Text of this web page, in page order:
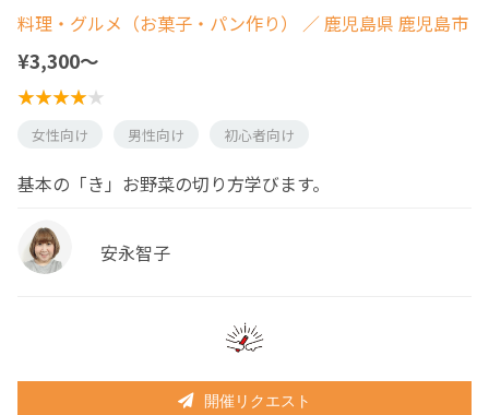
料理・グルメ（お菓子・パン作り） ／ 鹿児島県 鹿児島市
¥3,300〜
女性向け 男性向け 初心者向け
基本の「き」お野菜の切り方学びます。
安永智子
開催リクエスト